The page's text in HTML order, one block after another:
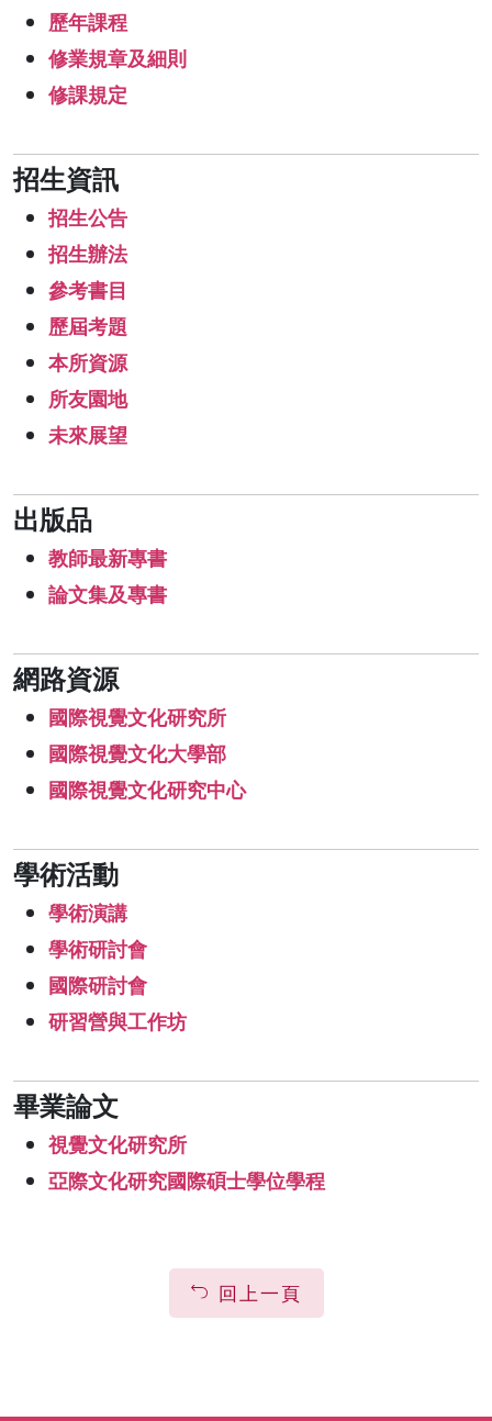
歷年課程
修業規章及細則
修課規定
招生資訊
招生公告
招生辦法
參考書目
歷屆考題
本所資源
所友園地
未來展望
出版品
教師最新專書
論文集及專書
網路資源
國際視覺文化研究所
國際視覺文化大學部
國際視覺文化研究中心
學術活動
學術演講
學術研討會
國際研討會
研習營與工作坊
畢業論文
視覺文化研究所
亞際文化研究國際碩士學位學程
回上一頁